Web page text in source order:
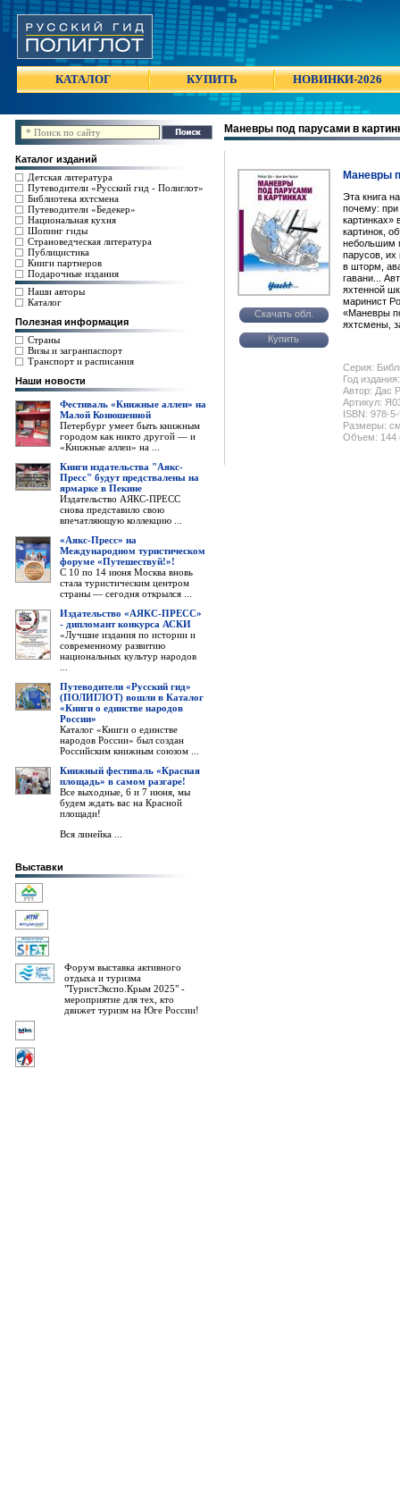
КАТАЛОГ КУПИТЬ НОВИНКИ-2026
Каталог изданий
Детская литература
Путеводители «Русский гид - Полиглот»
Библиотека яхтсмена
Путеводители «Бедекер»
Национальная кухня
Шопинг гиды
Страноведческая литература
Публицистика
Книги партнеров
Подарочные издания
Наши авторы
Каталог
Полезная информация
Страны
Визы и загранпаспорт
Транспорт и расписания
Наши новости
Фестиваль «Книжные аллеи» на
Малой Конюшенной
Петербург умеет быть книжным
городом как никто другой — и
«Книжные аллеи» на ...
Книги издательства "Аякс-
Пресс" будут предствалены на
ярмарке в Пекине
Издательство АЯКС-ПРЕСС
снова представило свою
впечатляющую коллекцию ...
«Аякс-Пресс» на
Международном туристическом
форуме «Путешествуй!»!
С 10 по 14 июня Москва вновь
стала туристическим центром
страны — сегодня открылся ...
Издательство «АЯКС-ПРЕСС»
- дипломант конкурса АСКИ
«Лучшие издания по истории и
современному развитию
национальных культур народов
Путеводители «Русский гид»
(ПОЛИГЛОТ) вошли в Каталог
«Книги о единстве народов
России»
Каталог «Книги о единстве
народов России» был создан
Российским книжным союзом ...
Книжный фестиваль «Красная
площадь» в самом разгаре!
Все выходные, 6 и 7 июня, мы
будем ждать вас на Красной
площади!
Вся линейка ...
Выставки
Форум выставка активного
отдыха и туризма
"ТуристЭкспо.Крым 2025" -
мероприятие для тех, кто
движет туризм на Юге России!
Маневры под парусами в
Скачать обл.
Купить
Маневры
Эта книга
почему:
картинок,
небольшим
парусов, их
в шторм,
гавани...
яхтенной
маринист
«Маневры
яхтсмены,
Серия:
Год
Автор: Дас
Артикул:
ISBN: 978-
Размеры:
Объем: 144